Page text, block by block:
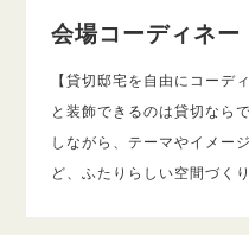
会場コーディネー
【貸切邸宅を自由にコーデ
と装飾できるのは貸切なら
しながら、テーマやイメー
ど、ふたりらしい空間づく